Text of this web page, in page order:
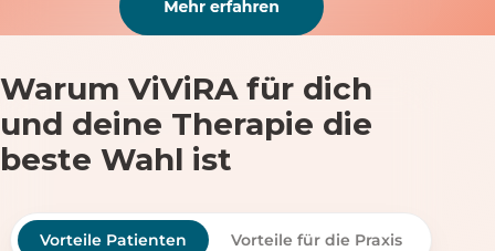
Warum ViViRA für dich
und deine Therapie die
beste Wahl ist
Vorteile Patienten Vorteile für die Praxis